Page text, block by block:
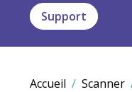
Support
Accueil Scanner